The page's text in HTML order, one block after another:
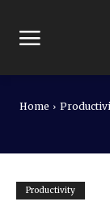
Home
Productivity